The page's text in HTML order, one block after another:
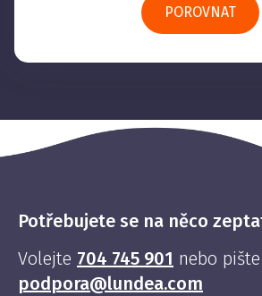
POROVNAT
Potřebujete se na něco
Volejte 704 745 901 nebo
podpora@lundea.com